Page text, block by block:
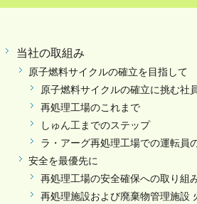
当社の取組み
原子燃料サイクルの確立を目指して
原子燃料サイクルの確立に挑む社
再処理工場のこれまで
しゅん工までのステップ
ラ・アーグ再処理工場での運転員
安全を最優先に
再処理工場の安全確保への取り組
再処理施設および廃棄物管理施設